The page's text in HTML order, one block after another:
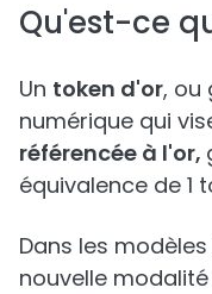
Qu'est-ce
Un token d'or, ou
numérique qui
référencée à l'or,
équivalence de 1
Dans les
nouvelle